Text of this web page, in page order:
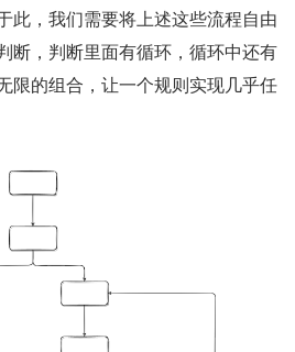
此，我们需要将上述这些流程自由
断，判断里面有循环，循环中还有
的组合，让一个规则实现几乎任